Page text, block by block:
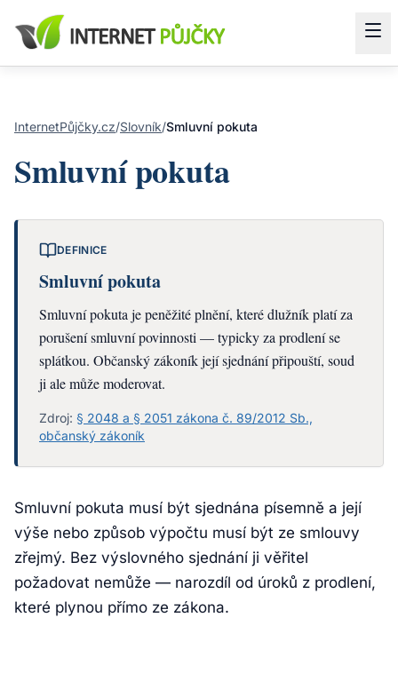
InternetPůjčky.cz/Slovník/Smluvní pokuta
Smluvní pokuta
DEFINICE
Smluvní pokuta
Smluvní pokuta je peněžité plnění, které dlužník platí za
porušení smluvní povinnosti — typicky za prodlení se
splátkou. Občanský zákoník její sjednání připouští, soud
ji ale může moderovat.
Zdroj: § 2048 a § 2051 zákona č. 89/2012 Sb.,
občanský zákoník
Smluvní pokuta musí být sjednána písemně a její
výše nebo způsob výpočtu musí být ze smlouvy
zřejmý. Bez výslovného sjednání ji věřitel
požadovat nemůže — narozdíl od úroků z prodlení,
které plynou přímo ze zákona.